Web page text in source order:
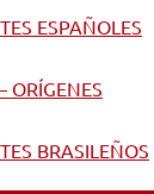
ESPAÑOLES
ORÍGENES
BRASILEÑOS